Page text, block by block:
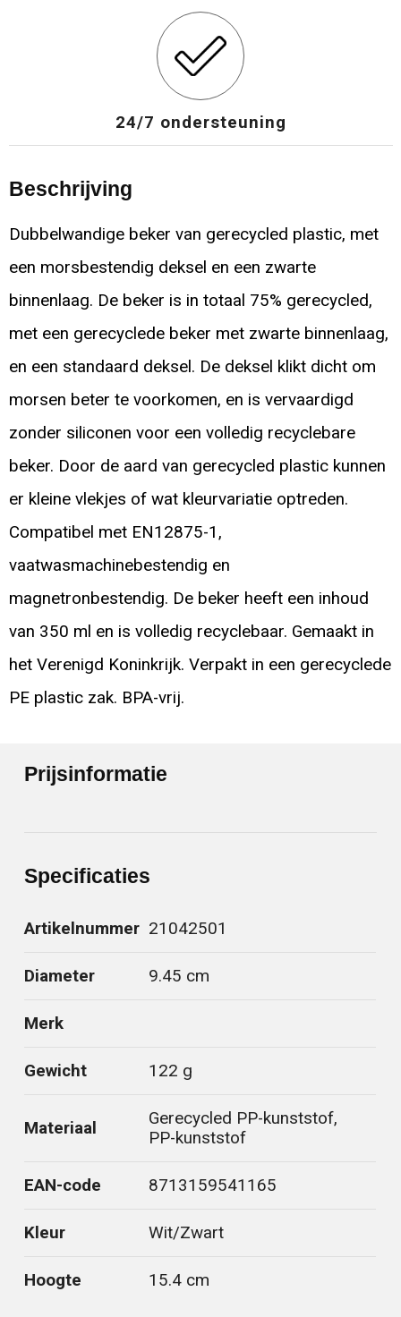
24/7 ondersteuning
Beschrijving
Dubbelwandige beker van gerecycled plastic, met
een morsbestendig deksel en een zwarte
binnenlaag. De beker is in totaal 75% gerecycled,
met een gerecyclede beker met zwarte binnenlaag,
en een standaard deksel. De deksel klikt dicht om
morsen beter te voorkomen, en is vervaardigd
zonder siliconen voor een volledig recyclebare
beker. Door de aard van gerecycled plastic kunnen
er kleine vlekjes of wat kleurvariatie optreden.
Compatibel met EN12875-1,
vaatwasmachinebestendig en
magnetronbestendig. De beker heeft een inhoud
van 350 ml en is volledig recyclebaar. Gemaakt in
het Verenigd Koninkrijk. Verpakt in een gerecyclede
PE plastic zak. BPA-vrij.
Prijsinformatie
Specificaties
Artikelnummer 21042501
Diameter 9.45 cm
Merk
Gewicht 122 g
Materiaal
Gerecycled PP-kunststof,
PP-kunststof
EAN-code 8713159541165
Kleur Wit/Zwart
Hoogte 15.4 cm